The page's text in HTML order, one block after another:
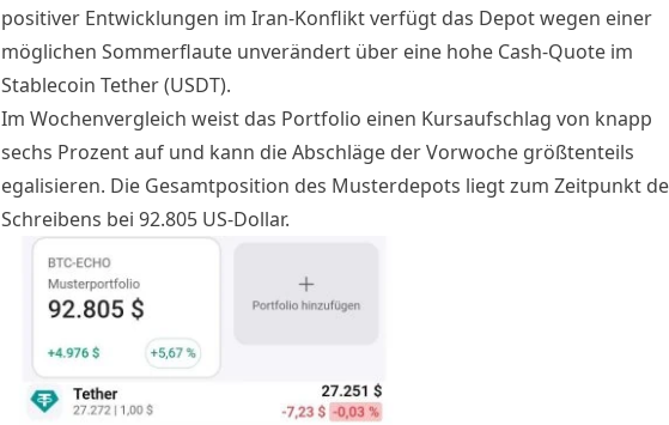
positiver Entwicklungen im Iran-Konflikt verfügt das Depot wegen einer
möglichen Sommerflaute unverändert über eine hohe Cash-Quote im
Stablecoin Tether (USDT).
Im Wochenvergleich weist das Portfolio einen Kursaufschlag von knapp
sechs Prozent auf und kann die Abschläge der Vorwoche größtenteils
egalisieren. Die Gesamtposition des Musterdepots liegt zum Zeitpunkt
Schreibens bei 92.805 US-Dollar.